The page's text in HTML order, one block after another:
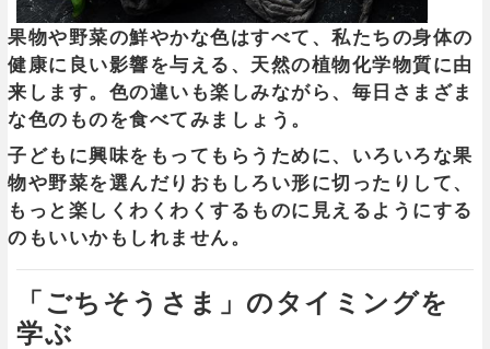
果物や野菜の鮮やかな色はすべて、私たちの身体の
健康に良い影響を与える、天然の植物化学物質に由
来します。色の違いも楽しみながら、毎日さまざま
な色のものを食べてみましょう。
子どもに興味をもってもらうために、いろいろな果
物や野菜を選んだりおもしろい形に切ったりして、
もっと楽しくわくわくするものに見えるようにする
のもいいかもしれません。
「ごちそうさま」のタイミングを
学ぶ